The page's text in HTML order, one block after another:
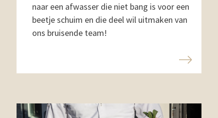
naar een afwasser die niet bang is voor een
beetje schuim en die deel wil uitmaken van
ons bruisende team!